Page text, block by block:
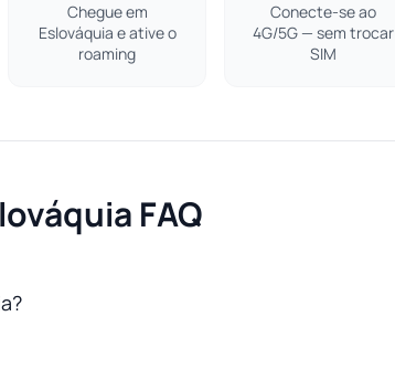
Chegue em
Eslováquia e ative o
roaming
Conecte-se ao
4G/5G — sem trocar
SIM
FAQ